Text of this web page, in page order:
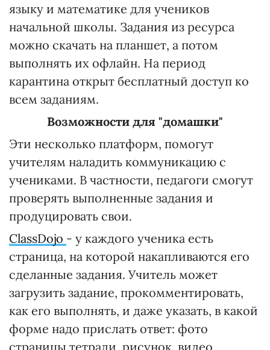
языку и математике для учеников
начальной школы. Задания из ресурса
можно скачать на планшет, а потом
выполнять их офлайн. На период
карантина открыт бесплатный доступ ко
всем заданиям.
Возможности для "домашки"
Эти несколько платформ, помогут
учителям наладить коммуникацию с
учениками. В частности, педагоги смогут
проверять выполненные задания и
продуцировать свои.
ClassDojo - у каждого ученика есть
страница, на которой накапливаются его
сделанные задания. Учитель может
загрузить задание, прокомментировать,
как его выполнять, и даже указать, в какой
форме надо прислать ответ: фото
страницы тетради, рисунок, видео